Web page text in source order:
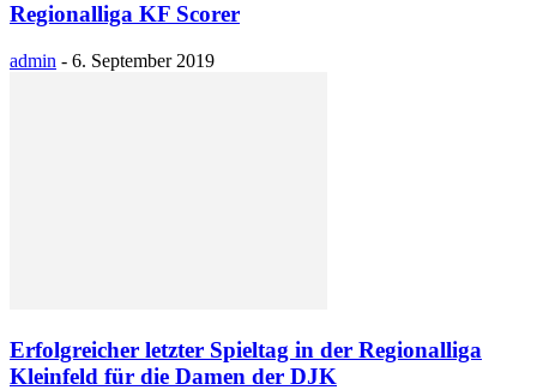
Regionalliga KF Scorer
admin - 6. September 2019
Erfolgreicher letzter Spieltag in der Regionalliga
Kleinfeld für die Damen der DJK